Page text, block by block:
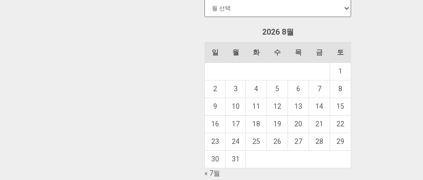
2026 8월
일 월 화 수 목 금 토
1
2 3 4 5 6 7 8
9 10 11 12 13 14 15
16 17 18 19 20 21 22
23 24 25 26 27 28 29
30
31
« 7월